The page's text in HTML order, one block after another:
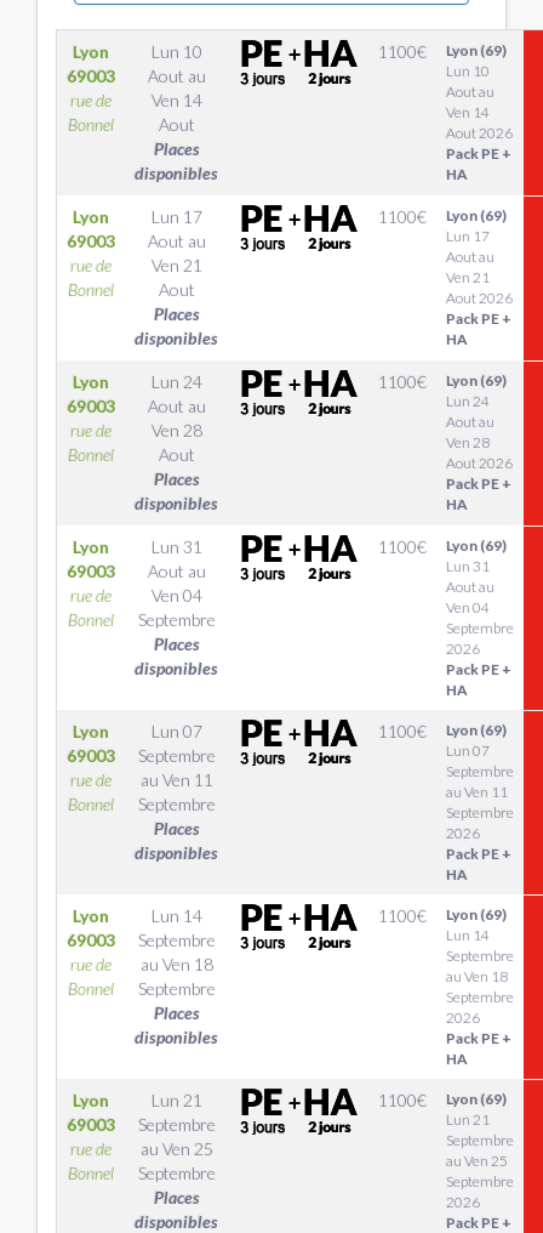
Lyon
69003
rue de
Bonnel
Lun 10
Aout au
Ven 14
Aout
Places
disponibles
1100€
Lyon (69)
Lun 10
Aout au
Ven 14
Aout 2026
Pack PE +
HA
Lyon
69003
rue de
Bonnel
Lun 17
Aout au
Ven 21
Aout
Places
disponibles
1100€
Lyon (69)
Lun 17
Aout au
Ven 21
Aout 2026
Pack PE +
HA
Lyon
69003
rue de
Bonnel
Lun 24
Aout au
Ven 28
Aout
Places
disponibles
1100€
Lyon (69)
Lun 24
Aout au
Ven 28
Aout 2026
Pack PE +
HA
Lyon
69003
rue de
Bonnel
Lun 31
Aout au
Ven 04
Septembre
Places
disponibles
1100€
Lyon (69)
Lun 31
Aout au
Ven 04
Septembre
2026
Pack PE +
HA
Lyon
69003
rue de
Bonnel
Lun 07
Septembre
au Ven 11
Septembre
Places
disponibles
1100€
Lyon (69)
Lun 07
Septembre
au Ven 11
Septembre
2026
Pack PE +
HA
Lyon
69003
rue de
Bonnel
Lun 14
Septembre
au Ven 18
Septembre
Places
disponibles
1100€
Lyon (69)
Lun 14
Septembre
au Ven 18
Septembre
2026
Pack PE +
HA
Lyon
69003
rue de
Bonnel
Lun 21
Septembre
au Ven 25
Septembre
Places
disponibles
1100€
Lyon (69)
Lun 21
Septembre
au Ven 25
Septembre
2026
Pack PE +